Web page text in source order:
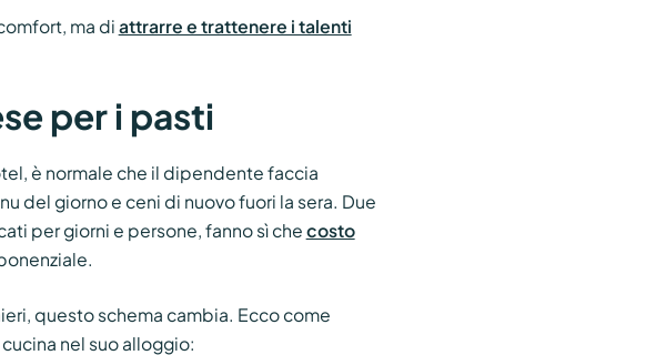
ma di attrarre e trattenere i talenti
per i pasti
è normale che il dipendente faccia
del giorno e ceni di nuovo fuori la sera. Due
per giorni e persone, fanno sì che costo
questo schema cambia. Ecco come
nel suo alloggio: